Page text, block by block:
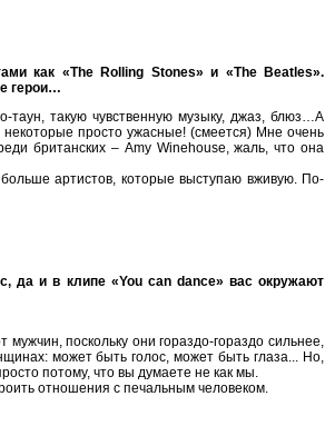
как «The Rolling Stones» и «The Beatles».
герои…
такую чувственную музыку, джаз, блюз…А
просто ужасные! (смеется) Мне очень
британских – Amy Winehouse, жаль, что она
артистов, которые выступаю вживую. По-
да и в клипе «You can dance» вас окружают
поскольку они гораздо-гораздо сильнее,
может быть голос, может быть глаза... Но,
потому, что вы думаете не как мы.
отношения с печальным человеком.